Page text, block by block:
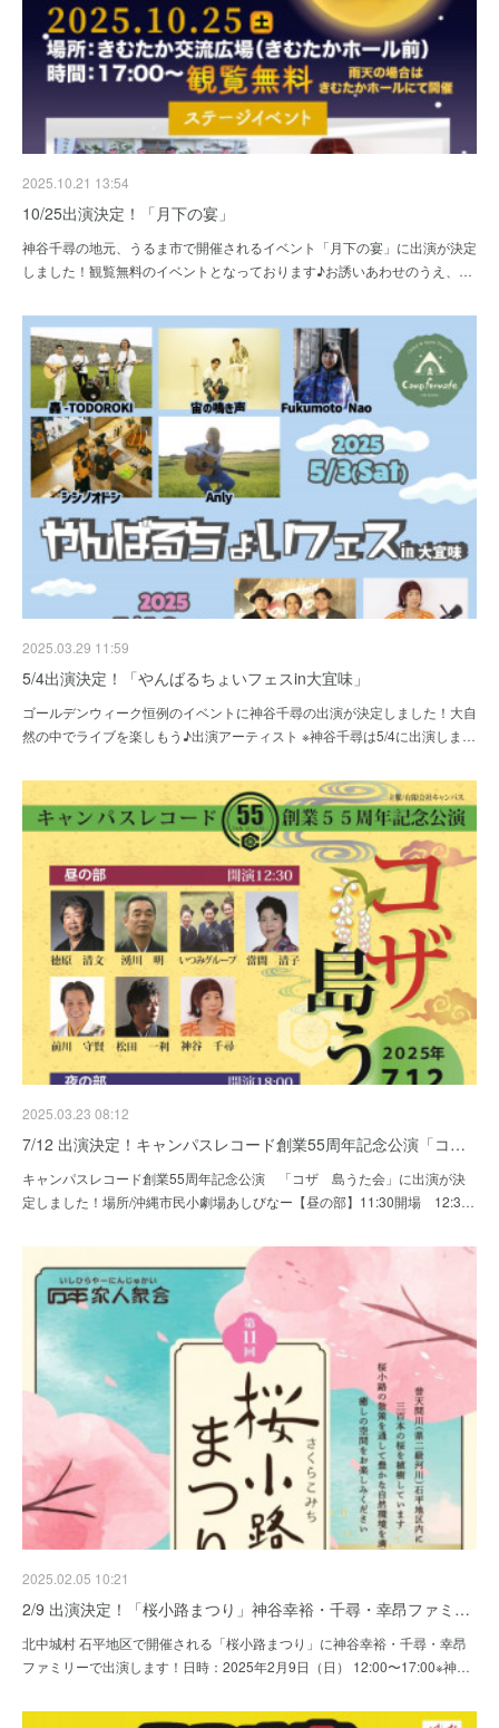
2025.10.21 13:54
10/25出演決定！「月下の宴」
神谷千尋の地元、うるま市で開催されるイベント「月下の宴」に出演が決定
しました！観覧無料のイベントとなっております♪お誘いあわせのうえ、…
2025.03.29 11:59
5/4出演決定！「やんばるちょいフェスin大宜味」
ゴールデンウィーク恒例のイベントに神谷千尋の出演が決定しました！大自
然の中でライブを楽しもう♪出演アーティスト ※神谷千尋は5/4に出演しま…
2025.03.23 08:12
7/12 出演決定！キャンパスレコード創業55周年記念公演「コ…
キャンパスレコード創業55周年記念公演 「コザ 島うた会」に出演が決
定しました！場所/沖縄市民小劇場あしびなー【昼の部】11:30開場 12:3…
2025.02.05 10:21
2/9 出演決定！「桜小路まつり」神谷幸裕・千尋・幸昂ファミ…
北中城村 石平地区で開催される「桜小路まつり」に神谷幸裕・千尋・幸昂
ファミリーで出演します！日時：2025年2月9日（日） 12:00〜17:00※神…